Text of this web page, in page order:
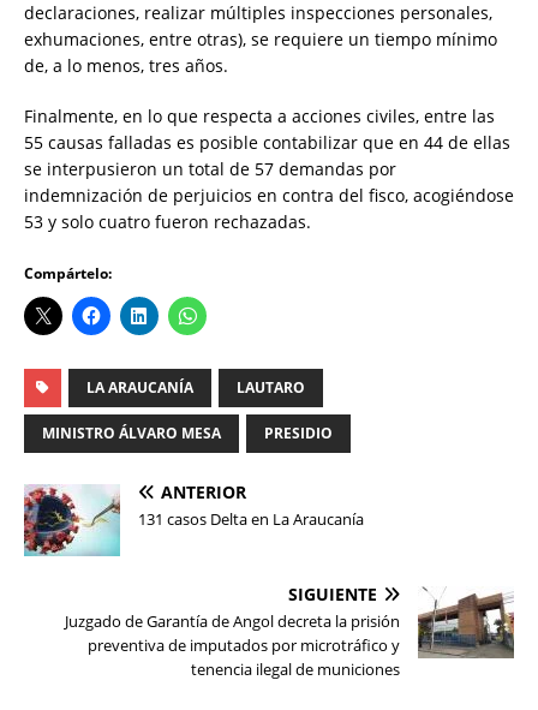
declaraciones, realizar múltiples inspecciones personales,
exhumaciones, entre otras), se requiere un tiempo mínimo
de, a lo menos, tres años.
Finalmente, en lo que respecta a acciones civiles, entre las
55 causas falladas es posible contabilizar que en 44 de ellas
se interpusieron un total de 57 demandas por
indemnización de perjuicios en contra del fisco, acogiéndose
53 y solo cuatro fueron rechazadas.
Compártelo:
LA ARAUCANÍA LAUTARO
MINISTRO ÁLVARO MESA PRESIDIO
ANTERIOR
131 casos Delta en La Araucanía
SIGUIENTE
Juzgado de Garantía de Angol decreta la prisión
preventiva de imputados por microtráfico y
tenencia ilegal de municiones